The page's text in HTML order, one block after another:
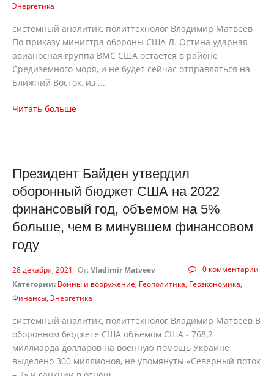
Энергетика
системный аналитик, политтехнолог Владимир Матвеев
По приказу министра обороны США Л. Остина ударная
авианосная группа ВМС США остается в районе
Средиземного моря, и не будет сейчас отправляться на
Ближний Восток, из ...
Читать больше
Президент Байден утвердил
оборонный бюджет США на 2022
финансовый год, объемом на 5%
больше, чем в минувшем финансовом
году
0 комментарии
28 декабря, 2021 От: Vladimir Matveev
Категории: Войны и вооружение Геополитика Геоэкономика
Финансы Энергетика
системный аналитик, политтехнолог Владимир Матвеев В
оборонном бюджете США объемом США - 768,2
миллиарда долларов на военную помощь Украине
выделено 300 миллионов, не упомянуты «Северный поток